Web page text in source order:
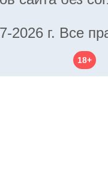
2026 г. Все
18+